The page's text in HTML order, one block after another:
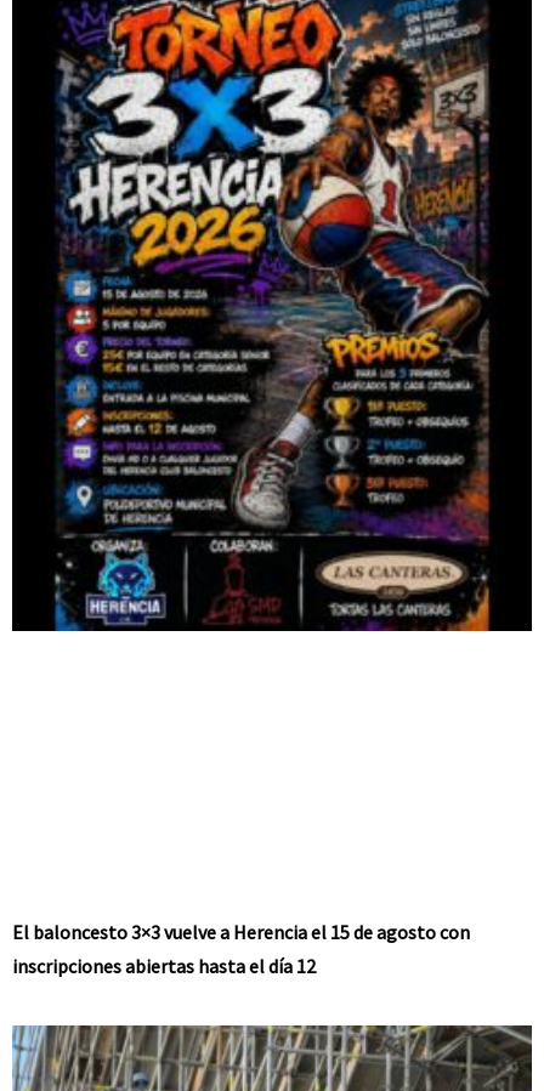
El baloncesto 3×3 vuelve a Herencia el 15 de agosto con
inscripciones abiertas hasta el día 12